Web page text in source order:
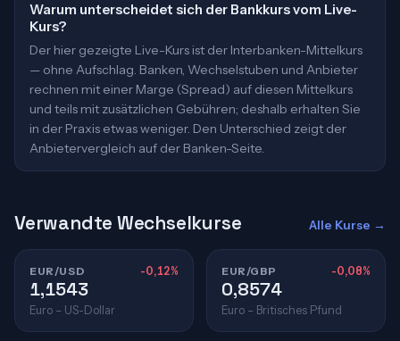
Warum unterscheidet sich der Bankkurs vom Live-
Kurs?
Der hier gezeigte Live-Kurs ist der Interbanken-Mittelkurs
— ohne Aufschlag. Banken, Wechselstuben und Anbieter
rechnen mit einer Marge (Spread) auf diesen Mittelkurs
und teils mit zusätzlichen Gebühren; deshalb erhalten Sie
in der Praxis etwas weniger. Den Unterschied zeigt der
Anbietervergleich auf der Banken-Seite.
Verwandte Wechselkurse Alle Kurse →
EUR/USD -0,12%
1,1543
Euro – US-Dollar
EUR/GBP -0,08%
0,8574
Euro – Britisches Pfund